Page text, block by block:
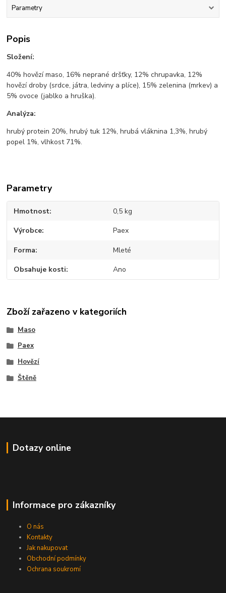
Parametry
Popis
Složení:
40% hovězí maso, 16% neprané dršťky, 12% chrupavka, 12%
hovězí droby (srdce, játra, ledviny a plíce), 15% zelenina (mrkev) a
5% ovoce (jablko a hruška).
Analýza:
hrubý protein 20%, hrubý tuk 12%, hrubá vláknina 1,3%, hrubý
popel 1%, vlhkost 71%.
Parametry
Hmotnost 0,5 kg
Výrobce Paex
Forma Mleté
Obsahuje kosti Ano
Zboží zařazeno v kategoriích
Maso
Paex
Hovězí
Štěně
Dotazy online
Informace pro zákazníky
O nás
Kontakty
Jak nakupovat
Obchodní podmínky
Ochrana soukromí